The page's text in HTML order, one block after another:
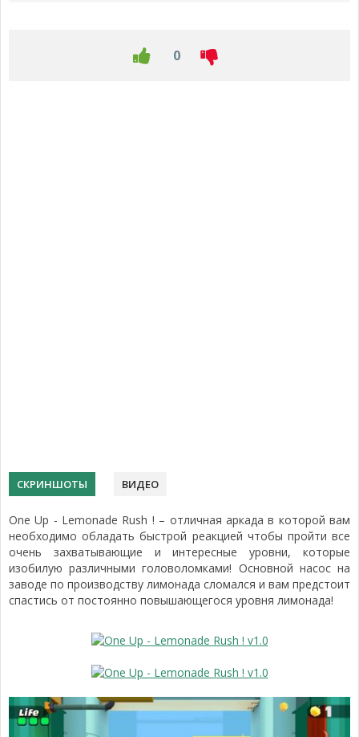
0
СКРИНШОТЫ ВИДЕО
One Up - Lemonade Rush ! – отличная аркада в которой вам
необходимо обладать быстрой реакцией чтобы пройти все
очень захватывающие и интересные уровни, которые
изобилую различными головоломками! Основной насос на
заводе по производству лимонада сломался и вам предстоит
спастись от постоянно повышающегося уровня лимонада!